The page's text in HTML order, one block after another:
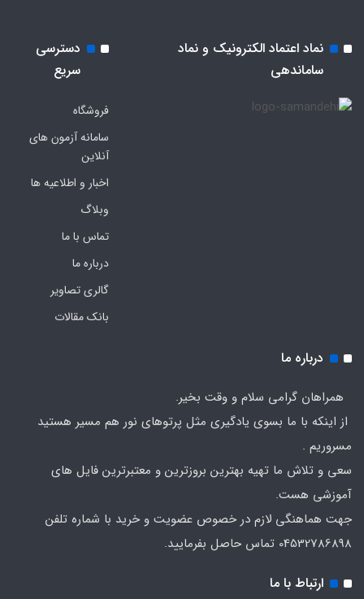
نماد اعتماد الکترونیک و نماد
ساماندهی
دسترسی
سریع
فروشگاه
سامانه آزمون های
آنلاین
اخبار و اطلاعیه ها
وبلاگ
تماس با ما
درباره ما
گالری تصاویر
بانک مقالات
درباره ما
همراهان گرامی سلام و وقت بخیر.
از اینکه با ما بسوی یادگیری مثل پرتوهای نور هم مسیر هستید
مسروریم .
سعی و تلاش ما تهیه بهترین بروزترین و معتبرترین فایل های
آموزشی هست.
جهت هماهنگی لازم در خصوص عضویت و خرید با شماره تلفن
04532786898 تماس حاصل بفرمایید.
ارتباط با ما